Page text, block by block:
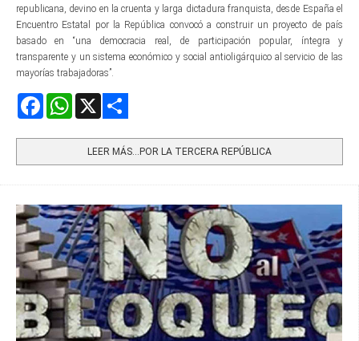
republicana, devino en la cruenta y larga dictadura franquista, desde España el
Encuentro Estatal por la República convocó a construir un proyecto de país
basado en “una democracia real, de participación popular, íntegra y
transparente y un sistema económico y social antioligárquico al servicio de las
mayorías trabajadoras”.
FacebookWhatsApp
LEER MÁS…POR LA TERCERA REPÚBLICA